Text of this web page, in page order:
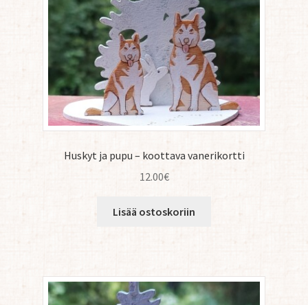
Huskyt ja pupu – koottava vanerikortti
12.00€
Lisää ostoskoriin